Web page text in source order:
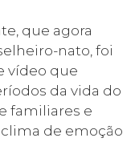
que agora
nato, foi
vídeo que
da vida do
familiares e
de emoção